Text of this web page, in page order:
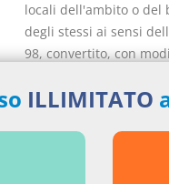
locali dell'ambito o del
degli stessi ai sensi
98, convertito, con
promozione della
delle finanze gli enti
previste dal presente
ILLIMITATO